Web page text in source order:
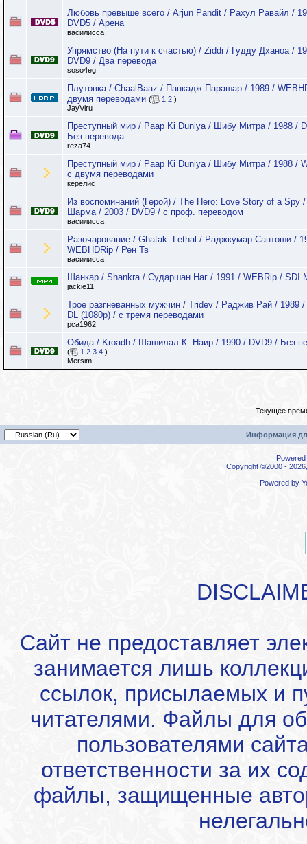
Любовь превыше всего / Arjun Pandit / Рахул Равайл /
DVD5 / Арена
василисса
Упрямство (На пути к счастью) / Ziddi / Гудду Дханоа /
DVD9 / Два перевода
soso4eg
Плутовка / ChaalBaaz / Панкадж Парашар / 1989 /
двумя переводами ( 1 2 )
JayViru
Преступный мир / Paap Ki Duniya / Шибу Митра / 1988 /
Без перевода
reza74
Преступный мир / Paap Ki Duniya / Шибу Митра / 1988 /
с двумя переводами
керелис
Из воспоминаний (Герой) / The Hero: Love Story of a Spy
Шарма / 2003 / DVD9 / с проф. переводом
василисса
Разочарование / Ghatak: Lethal / Раджкумар Сантоши /
WEBHDRip / Рен Тв
василисса
Шанкар / Shankra / Сударшан Наг / 1991 / WEBRip / SDI
jackie11
Трое разгневанных мужчин / Tridev / Раджив Рай / 1989 /
DL (1080p) / с тремя переводами
pca1962
Обида / Kroadh / Шашилал К. Наир / 1990 / DVD9 / Без
( 1 2 3 4 )
Mersim
Текущее
Информация
Copyright ©2000 -
Powered by
Сайт не предоставляет
занимается лишь
ссылок, присылаемых и
читателями. Файлы для
пользователями
ответственности за их
файлы, защищенные